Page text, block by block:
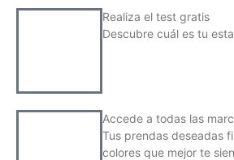
Realiza el test gratis
Descubre cuál es tu
Accede a todas las
Tus prendas deseadas
colores que mejor te